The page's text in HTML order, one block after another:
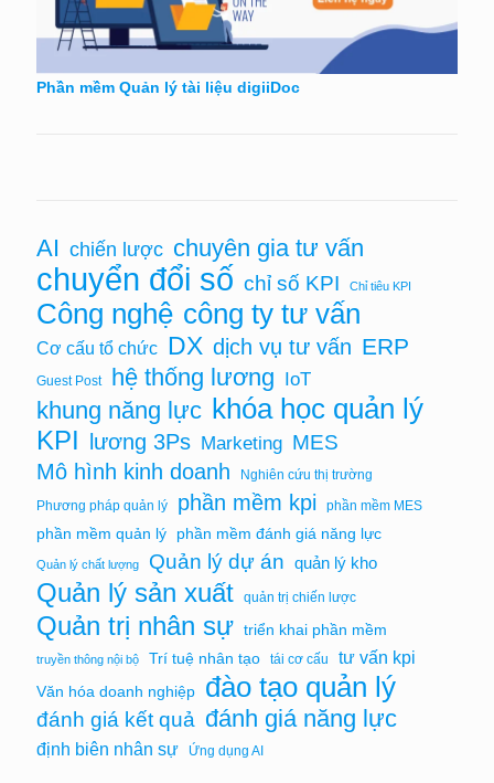
Phần mềm Quản lý tài liệu digiiDoc
AI chiến lược chuyên gia tư vấn
chuyển đổi số chỉ số KPI Chỉ tiêu KPI
Công nghệ công ty tư vấn
Cơ cấu tổ chức DX dịch vụ tư vấn ERP
Guest Post hệ thống lương IoT
khung năng lực khóa học quản lý
KPI lương 3Ps Marketing MES
Mô hình kinh doanh
Nghiên cứu thị trường
Phương pháp quản lý
phần mềm kpi phần mềm MES
phần mềm quản lý phần mềm đánh giá năng lực
Quản lý chất lượng Quản lý dự án quản lý kho
Quản lý sản xuất quản trị chiến lược
Quản trị nhân sự triển khai phần mềm
truyền thông nội bộ Trí tuệ nhân tạo tái cơ cấu tư vấn kpi
Văn hóa doanh nghiệp đào tạo quản lý
đánh giá kết quả đánh giá năng lực
định biên nhân sự Ứng dụng AI